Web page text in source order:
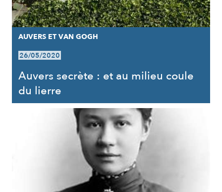
AUVERS ET VAN GOGH
26/05/2020
Auvers secrète : et au milieu coule
du lierre